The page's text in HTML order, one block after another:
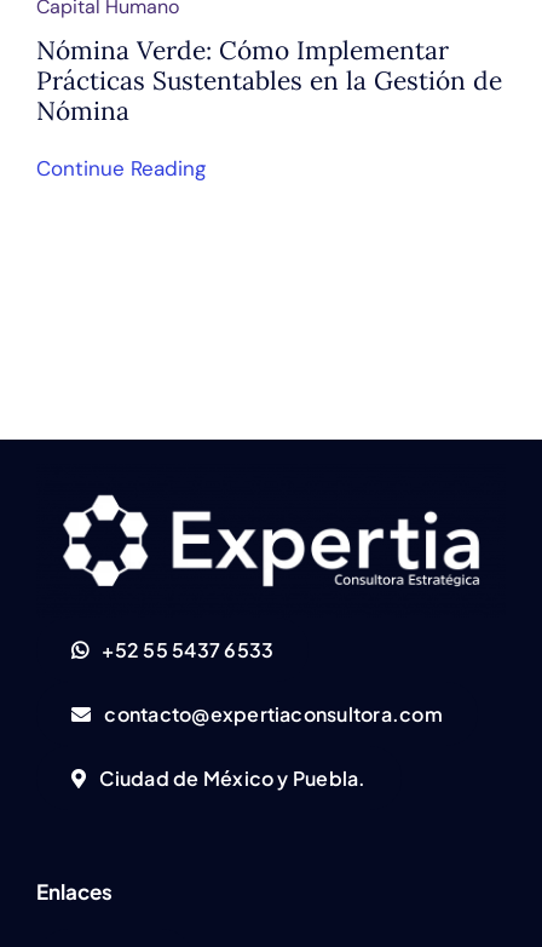
Capital Humano
Nómina Verde: Cómo Implementar
Prácticas Sustentables en la Gestión de
Nómina
Continue Reading
+52 55 5437 6533
contacto@expertiaconsultora.com
Ciudad de México y Puebla.
Enlaces